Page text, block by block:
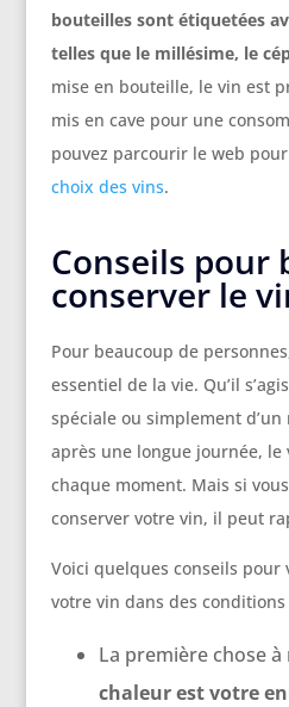
bouteilles sont étiquetées
telles que le millésime, le
mise en bouteille, le vin est
mis en cave pour une
pouvez parcourir le web
choix des vins.
Conseils pour
conserver le
Pour beaucoup de
essentiel de la vie. Qu’il
spéciale ou simplement
après une longue journée,
chaque moment. Mais si
conserver votre vin, il peut
Voici quelques conseils pour
votre vin dans des
La première chose
chaleur est votre